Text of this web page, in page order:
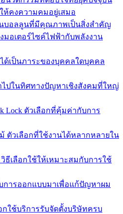
ห้คงความคมอยู่เสมอ
นบอลลูนที่มีคุณภาพเป็นสิ่งสำคัญ
มอเตอร์ไซค์ไฟฟ้ากับพลังงาน
ด้เป็นภาระของบุคคลใดบุคคล
ไปในทิศทางปัญหาเชิงสังคมที่ใหญ่
Lock ตัวเลือกที่คุ้มค่ากับการ
ตัวเลือกที่ใช้งานได้หลากหลายใน
ธีเลือกใช้ให้เหมาะสมกับการใช้
การออกแบบมาเพื่อแก้ปัญหาผม
กใช้บริการรับจัดตั้งบริษัทครบ